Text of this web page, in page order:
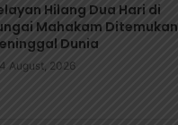
Hilang Dua Hari di
Mahakam Ditemukan
Dunia
4 August, 2026